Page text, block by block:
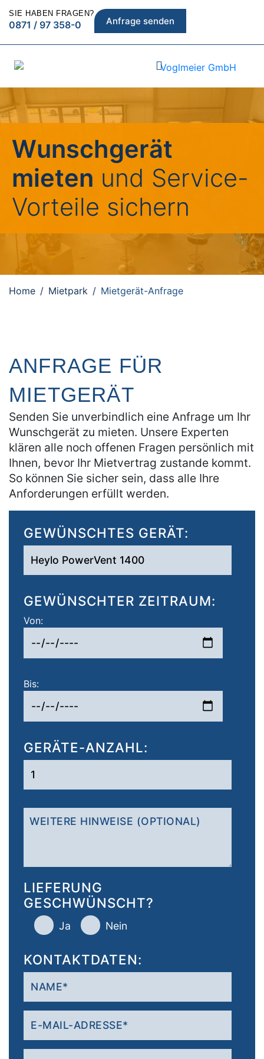
SIE HABEN FRAGEN?
0871 / 97 358-0 Anfrage senden
Wunschgerät
mieten und Service-
Vorteile sichern
Home Mietpark Mietgerät-Anfrage
ANFRAGE FÜR
MIETGERÄT
Senden Sie unverbindlich eine Anfrage um Ihr
Wunschgerät zu mieten. Unsere Experten
klären alle noch offenen Fragen persönlich mit
Ihnen, bevor Ihr Mietvertrag zustande kommt.
So können Sie sicher sein, dass alle Ihre
Anforderungen erfüllt werden.
GEWÜNSCHTES GERÄT:
GEWÜNSCHTER ZEITRAUM:
Von:
Bis:
GERÄTE-ANZAHL:
LIEFERUNG
GESCHWÜNSCHT?
Ja Nein
KONTAKTDATEN: